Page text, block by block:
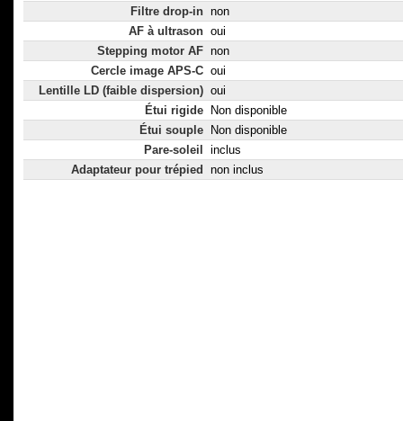
Filtre drop-in non
AF à ultrason oui
Stepping motor AF non
Cercle image APS-C oui
Lentille LD (faible dispersion) oui
Étui rigide
Non disponible
Étui souple
Non disponible
Pare-soleil
inclus
Adaptateur pour trépied
non inclus